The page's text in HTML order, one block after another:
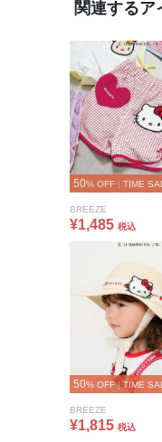
関連するア
50% OFF | TIME
BREEZE
¥1,485 税込
50% OFF | TIME
BREEZE
¥1,815 税込